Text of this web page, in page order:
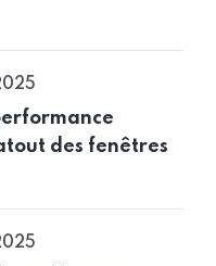
des fenêtres